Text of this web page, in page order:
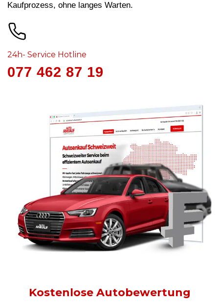
Kaufprozess, ohne langes Warten.
24h- Service Hotline
077 462 87 19
Kostenlose Autobewertung